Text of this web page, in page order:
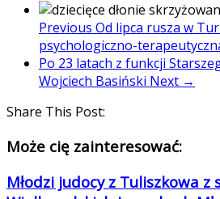
Previous Od lipca rusza w
psychologiczno-
Po 23 latach z funkcji
Wojciech Basiński Next →
Share This Post:
Może cię zainteresować:
Młodzi judocy z Tuliszkowa z